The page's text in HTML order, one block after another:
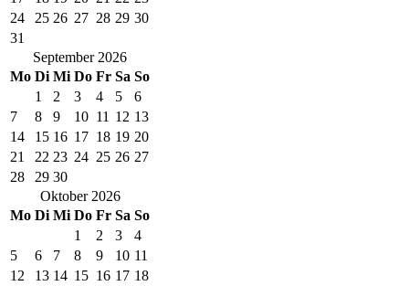
24
25 26 27 28 29 30
31
September 2026
Mo Di Mi Do Fr Sa So
1
2 3 4 5
6
7
8 9 10 11 12 13
14
15 16 17 18 19 20
21
22 23 24 25 26 27
28
29 30
Oktober 2026
Mo Di Mi Do Fr Sa So
1
2 3
4
5
6 7 8 9 10 11
12
13 14 15 16 17 18